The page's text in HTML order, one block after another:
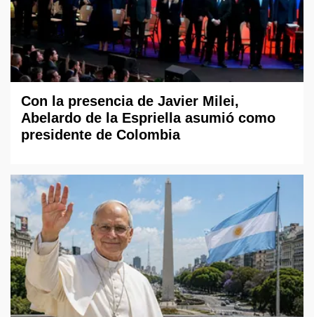
Con la presencia de Javier Milei,
Abelardo de la Espriella asumió como
presidente de Colombia